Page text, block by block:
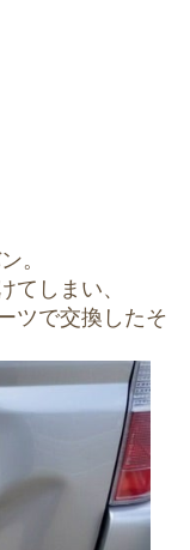
。
てしまい、
ツで交換したそ